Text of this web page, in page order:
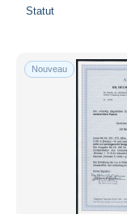
Statut
Nouveau